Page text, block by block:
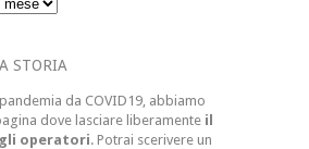
STORIA
da COVID19, abbiamo
dove lasciare liberamenteil
operatori. Potrai scerivere un